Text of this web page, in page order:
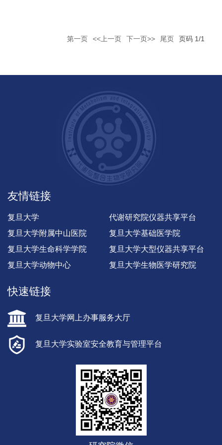
第一页 <<上一页 下一页>> 尾页 页码 1/1
友情链接
复旦大学
代谢研究院仪器共享平台
复旦大学附属中山医院
复旦大学基础医学院
复旦大学生命科学学院
复旦大学大型仪器共享平台
复旦大学动物中心
复旦大学生物医学研究院
快速链接
复旦大学网上办事服务大厅
复旦大学实验室安全教育与管理平台